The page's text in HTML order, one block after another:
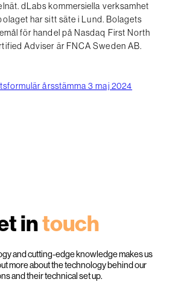
dLabs kommersiella verksamhet
har sitt säte i Lund. Bolagets
för handel på Nasdaq First North
Adviser är FNCA Sweden AB.
årsstämma 3 maj 2024
intouch
and cutting-edge knowledge makes us
more about the technology behind our
and their technical set up.